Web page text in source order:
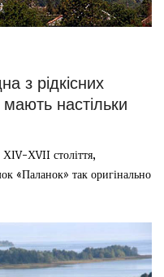
з рідкісних
мають настільки
ХVII століття,
«Паланок» так оригінально